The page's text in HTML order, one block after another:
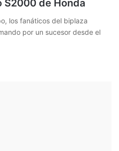
S2000 de Honda
los fanáticos del biplaza
por un sucesor desde el